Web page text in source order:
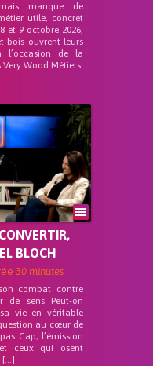
manque de
utile, concret
et 9 octobre 2026,
bois ouvrent leurs
l’occasion de la
Wood Métiers.
BLOCH
30 minutes
combat contre
de sens Peut-on
vie en véritable
au cœur de
Cap, l’émission
ceux qui osent
[…]